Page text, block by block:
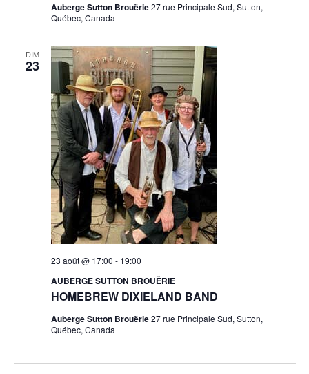
Auberge Sutton Brouërie27 rue Principale Sud, Sutton,
Québec, Canada
DIM
23
AUBERGE SUTTON BROUËRIE
HOMEBREW DIXIELAND BAND
23 août @ 17:00 - 19:00
Auberge Sutton Brouërie27 rue Principale Sud, Sutton,
Québec, Canada